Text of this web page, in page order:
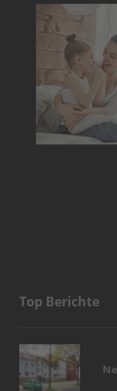
Top Berichte